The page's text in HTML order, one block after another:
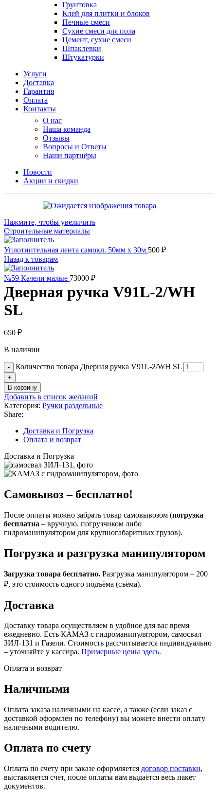
Грунтовка
Клей для плитки и блоков
Печные смеси
Сухие смеси для пола
Цемент, сухие смеси
Шпаклевки
Штукатурки
Услуги
Доставка
Гарантия
Оплата
Контакты
О нас
Наша команда
Отзывы
Вопросы и Ответы
Наши партнёры
Новости
Акции и скидки
Нажмите, чтобы увеличить
Строительные материалы
Уплотнительная лента самокл. 50мм х 30м 500 ₽
Назад к товарам
№59 Качели малые 73000 ₽
Дверная ручка V91L-2/WH
SL
650 ₽
В наличии
Количество товара Дверная ручка V91L-2/WH SL
В корзину
Добавить в список желаний
Категория: Ручки раздельные
Share:
Доставка и Погрузка
Оплата и возврат
Доставка и Погрузка
Самовывоз – бесплатно!
После оплаты можно забрать товар самовывозом (погрузка
бесплатна – вручную, погрузчиком либо
гидроманипулятором для крупногабаритных грузов).
Погрузка и разгрузка манипулятором
Загрузка товара бесплатно. Разгрузка манипулятором – 200
₽, это стоимость одного подъёма (съёма).
Доставка
Доставку товара осуществляем в удобное для вас время
ежедневно. Есть КАМАЗ с гидроманипулятором, самосвал
ЗИЛ-131 и Газели. Стоимость рассчитывается индивидуально
– уточняйте у кассира. Примерные цены здесь.
Оплата и возврат
Наличными
Оплата заказа наличными на кассе, а также (если заказ с
доставкой оформлен по телефону) вы можете внести оплату
наличными водителю.
Оплата по счету
Оплата по счету при заказе оформляется договор поставки,
выставляется счет, после оплаты вам выдаётся весь пакет
документов.